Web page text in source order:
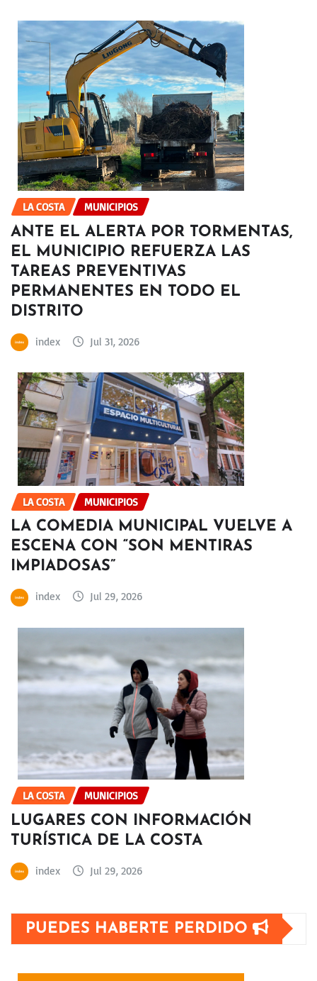
LA COSTA MUNICIPIOS
ANTE EL ALERTA POR TORMENTAS,
EL MUNICIPIO REFUERZA LAS
TAREAS PREVENTIVAS
PERMANENTES EN TODO EL
DISTRITO
index Jul 31, 2026
LA COSTA MUNICIPIOS
LA COMEDIA MUNICIPAL VUELVE A
ESCENA CON “SON MENTIRAS
IMPIADOSAS”
index Jul 29, 2026
LA COSTA MUNICIPIOS
LUGARES CON INFORMACIÓN
TURÍSTICA DE LA COSTA
index Jul 29, 2026
PUEDES HABERTE PERDIDO